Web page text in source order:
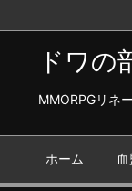
ドワの
MMORPGリネ
ホーム